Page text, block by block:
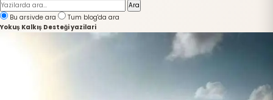
Ara
Bu arsivde ara
Tum blog'da ara
Yokuş Kalkış Desteği yazilari